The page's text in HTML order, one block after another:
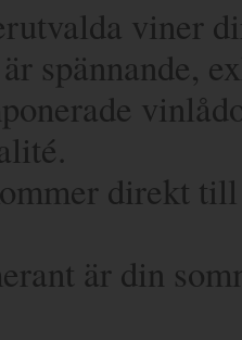
viner
är spännande,
direkt
är din